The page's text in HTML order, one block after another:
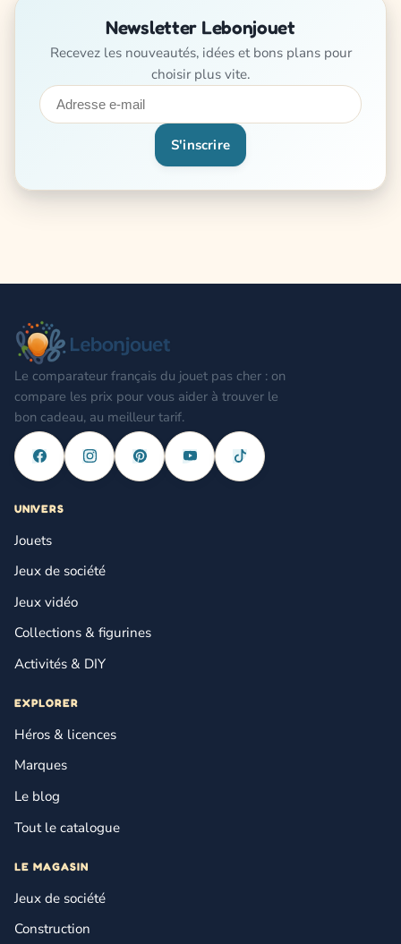
Newsletter Lebonjouet
Recevez les nouveautés, idées et bons plans pour
choisir plus vite.
Adresse
e-
S'inscrire
Le comparateur français du jouet pas cher : on
compare les prix pour vous aider à trouver le
bon cadeau, au meilleur tarif.
UNIVERS
Jouets
Jeux de société
Jeux vidéo
Collections & figurines
Activités & DIY
EXPLORER
Héros & licences
Marques
Le blog
Tout le catalogue
LE MAGASIN
Jeux de société
Construction